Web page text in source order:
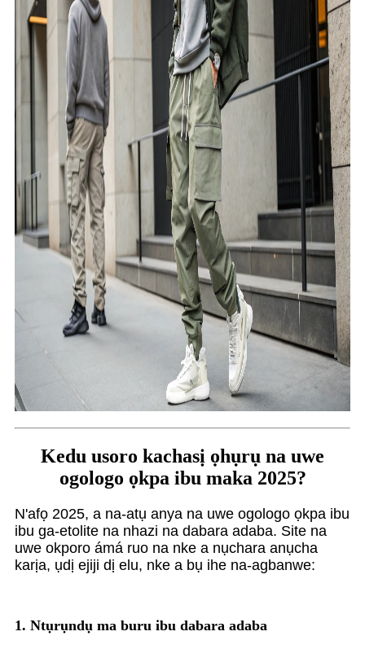
Kedu usoro kachasị ọhụrụ na uwe
ogologo ọkpa ibu maka 2025?
N'afọ 2025, a na-atụ anya na uwe ogologo ọkpa ibu
ibu ga-etolite na nhazi na dabara adaba. Site na
uwe okporo ámá ruo na nke a nụchara anụcha
karịa, ụdị ejiji dị elu, nke a bụ ihe na-agbanwe:
1. Ntụrụndụ ma buru ibu dabara adaba